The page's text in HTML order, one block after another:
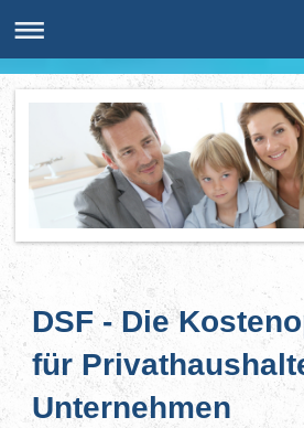
DSF - Die
für
Unternehmen